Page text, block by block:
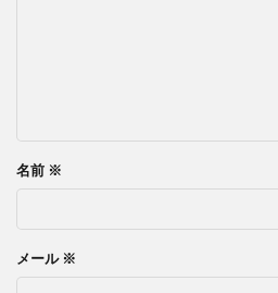
名前 ※
メール ※